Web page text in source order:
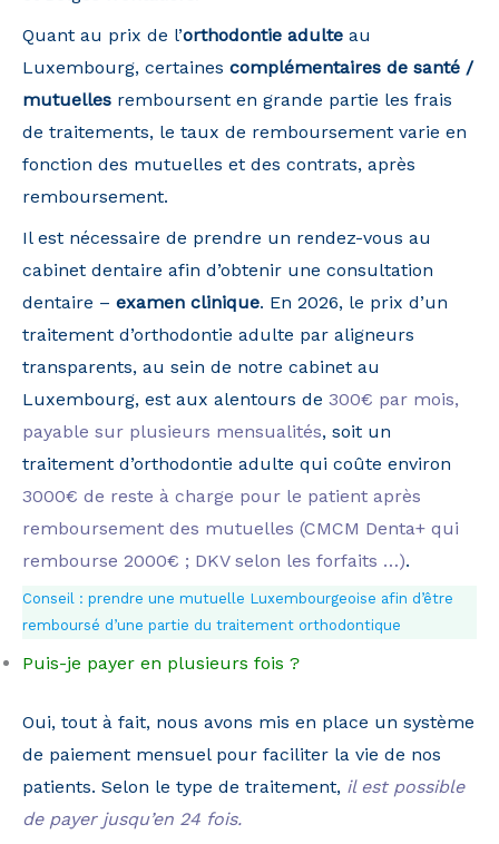
Quant au prix de l’orthodontie adulte au
Luxembourg, certaines complémentaires de santé /
mutuelles remboursent en grande partie les frais
de traitements, le taux de remboursement varie en
fonction des mutuelles et des contrats, après
remboursement.
Il est nécessaire de prendre un rendez-vous au
cabinet dentaire afin d’obtenir une consultation
dentaire – examen clinique. En 2026, le prix d’un
traitement d’orthodontie adulte par aligneurs
transparents, au sein de notre cabinet au
Luxembourg, est aux alentours de 300€ par mois,
payable sur plusieurs mensualités, soit un
traitement d’orthodontie adulte qui coûte environ
3000€ de reste à charge pour le patient après
remboursement des mutuelles (CMCM Denta+ qui
rembourse 2000€ ; DKV selon les forfaits …).
Conseil : prendre une mutuelle Luxembourgeoise afin d’être
remboursé d’une partie du traitement orthodontique
Puis-je payer en plusieurs fois ?
Oui, tout à fait, nous avons mis en place un système
de paiement mensuel pour faciliter la vie de nos
patients. Selon le type de traitement, il est possible
de payer jusqu’en 24 fois.